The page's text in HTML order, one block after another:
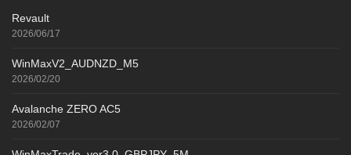
Revault
2026/06/17
WinMaxV2_AUDNZD_M5
2026/02/20
Avalanche ZERO AC5
2026/02/07